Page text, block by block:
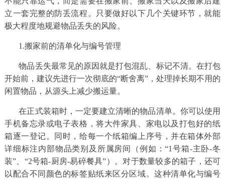
务
服
案
例
立一套完整的防丢流程。只要做好以下几个关键环节，就能
极大程度地规避物品丢失的风险。
1.搬家前的清单化与编号管理
物品丢失最常见的原因就是打包混乱、标记不清。在打包
开始前，建议先进行一次彻底的“断舍离”，处理掉长期不用的
闲置物品，从源头上减少搬运量。
在正式装箱时，一定要建立清晰的物品清单。你可以使用
手机备忘录或电子表格，将大件家具、家电以及打包好的纸
箱逐一登记。同时，给每一个纸箱编上序号，并在箱体外部
详细标注内部物品类别及所属房间（例如：“1号箱-主卧-冬
装”、“2号箱-厨房-易碎餐具”）。对于数量较多的箱子，还可
以配合不同颜色的标签贴纸来区分区域。这种清单化与编号